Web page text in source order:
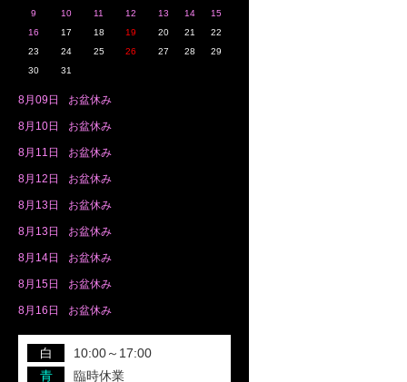
9
10 11 12 13 14
15
16
17 18 19 20 21
22
23
24 25 26 27 28
29
30
31
8月 09日 お盆休み
8月 10日 お盆休み
8月 11日 お盆休み
8月 12日 お盆休み
8月 13日 お盆休み
8月 13日 お盆休み
8月 14日 お盆休み
8月 15日 お盆休み
8月 16日 お盆休み
白
10:00～17:00
青
臨時休業